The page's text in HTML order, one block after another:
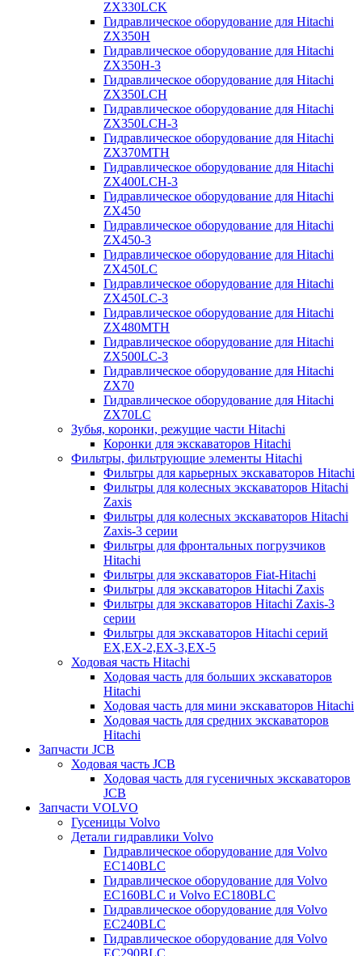
ZX330LCK
Гидравлическое оборудование для Hitachi
ZX350H
Гидравлическое оборудование для Hitachi
ZX350H-3
Гидравлическое оборудование для Hitachi
ZX350LCH
Гидравлическое оборудование для Hitachi
ZX350LCH-3
Гидравлическое оборудование для Hitachi
ZX370MTH
Гидравлическое оборудование для Hitachi
ZX400LCH-3
Гидравлическое оборудование для Hitachi
ZX450
Гидравлическое оборудование для Hitachi
ZX450-3
Гидравлическое оборудование для Hitachi
ZX450LC
Гидравлическое оборудование для Hitachi
ZX450LC-3
Гидравлическое оборудование для Hitachi
ZX480MTH
Гидравлическое оборудование для Hitachi
ZX500LC-3
Гидравлическое оборудование для Hitachi
ZX70
Гидравлическое оборудование для Hitachi
ZX70LC
Зубья, коронки, режущие части Hitachi
Коронки для экскаваторов Hitachi
Фильтры, фильтрующие элементы Hitachi
Фильтры для карьерных экскаваторов Hitachi
Фильтры для колесных экскаваторов Hitachi
Zaxis
Фильтры для колесных экскаваторов Hitachi
Zaxis-3 серии
Фильтры для фронтальных погрузчиков
Hitachi
Фильтры для экскаваторов Fiat-Hitachi
Фильтры для экскаваторов Hitachi Zaxis
Фильтры для экскаваторов Hitachi Zaxis-3
серии
Фильтры для экскаваторов Hitachi серий
EX,EX-2,EX-3,EX-5
Ходовая часть Hitachi
Ходовая часть для больших экскаваторов
Hitachi
Ходовая часть для мини экскаваторов Hitachi
Ходовая часть для средних экскаваторов
Hitachi
Запчасти JCB
Ходовая часть JCB
Ходовая часть для гусеничных экскаваторов
JCB
Запчасти VOLVO
Гусеницы Volvo
Детали гидравлики Volvo
Гидравлическое оборудование для Volvo
EC140BLC
Гидравлическое оборудование для Volvo
EC160BLC и Volvo EC180BLC
Гидравлическое оборудование для Volvo
EC240BLC
Гидравлическое оборудование для Volvo
EC290BLC